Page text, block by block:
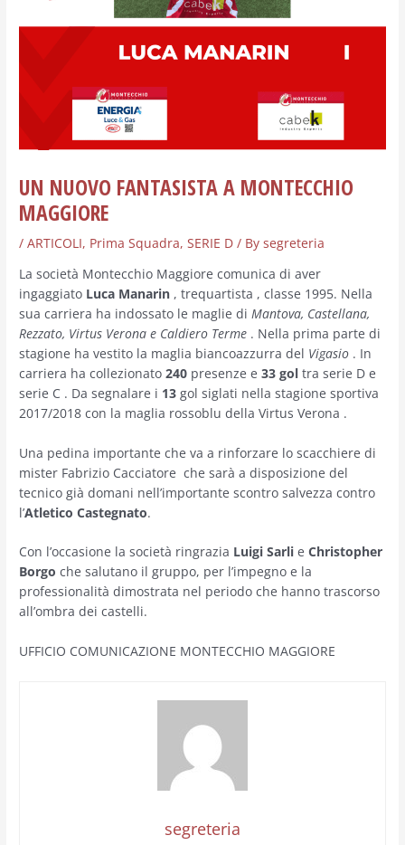
UN NUOVO FANTASISTA A MONTECCHIO
MAGGIORE
/ARTICOLI, Prima Squadra,SERIE D / Bysegreteria
La società Montecchio Maggiore comunica di aver
ingaggiato Luca Manarin , trequartista , classe 1995. Nella
sua carriera ha indossato le maglie di Mantova, Castellana,
Rezzato, Virtus Verona e Caldiero Terme . Nella prima parte di
stagione ha vestito la maglia biancoazzurra del Vigasio . In
carriera ha collezionato240 presenze e33 goltra serie D e
serie C . Da segnalare i 13 gol siglati nella stagione sportiva
2017/2018 con la maglia rossoblu della Virtus Verona .
Una pedina importante che va a rinforzare lo scacchiere di
mister Fabrizio Cacciatore che sarà a disposizione del
tecnico già domani nell’importante scontro salvezza contro
l’Atletico Castegnato.
Con l’occasione la società ringrazia Luigi SarlieChristopher
Borgo che salutano il gruppo, per l’impegno e la
professionalità dimostrata nel periodo che hanno trascorso
all’ombra dei castelli.
UFFICIO COMUNICAZIONE MONTECCHIO MAGGIORE
segreteria